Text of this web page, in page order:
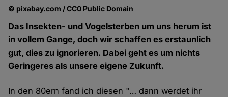
© pixabay.com / CC0 Public Domain
Das Insekten- und Vogelsterben um uns herum ist
in vollem Gange, doch wir schaffen es erstaunlich
gut, dies zu ignorieren. Dabei geht es um nichts
Geringeres als unsere eigene Zukunft.
In den 80ern fand ich diesen "… dann werdet ihr